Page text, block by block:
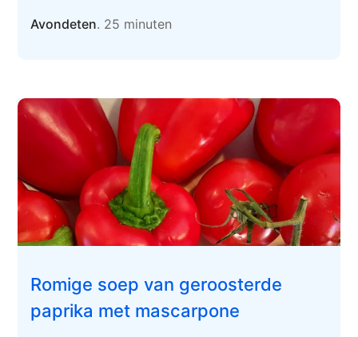
Avondeten. 25 minuten
Romige soep van geroosterde
paprika met mascarpone